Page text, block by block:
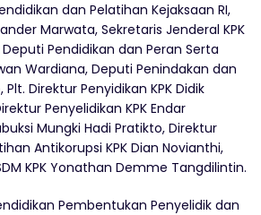
dan Pelatihan Kejaksaan RI,
Marwata, Sekretaris Jenderal KPK
Pendidikan dan Peran Serta
Wardiana, Deputi Penindakan dan
Plt. Direktur Penyidikan KPK Didik
Penyelidikan KPK Endar
Mungki Hadi Pratikto, Direktur
Antikorupsi KPK Dian Novianthi,
KPK Yonathan Demme Tangdilintin.
Pembentukan Penyelidik dan